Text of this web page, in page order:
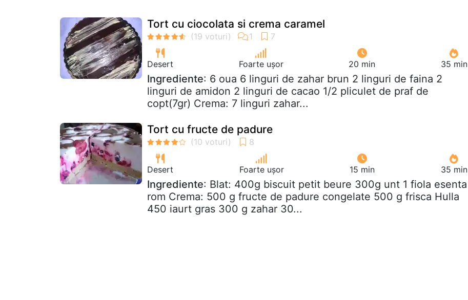
Tort cu ciocolata si crema caramel
Desert Foarte ușor 20 min 35 min
Ingrediente: 6 oua 6 linguri de zahar brun 2 linguri de faina 2
linguri de amidon 2 linguri de cacao 1/2 pliculet de praf de
copt(7gr) Crema: 7 linguri zahar...
Tort cu fructe de padure
Desert Foarte ușor 15 min 35 min
Ingrediente: Blat: 400g biscuit petit beure 300g unt 1 fiola esenta
rom Crema: 500 g fructe de padure congelate 500 g frisca Hulla
450 iaurt gras 300 g zahar 30...